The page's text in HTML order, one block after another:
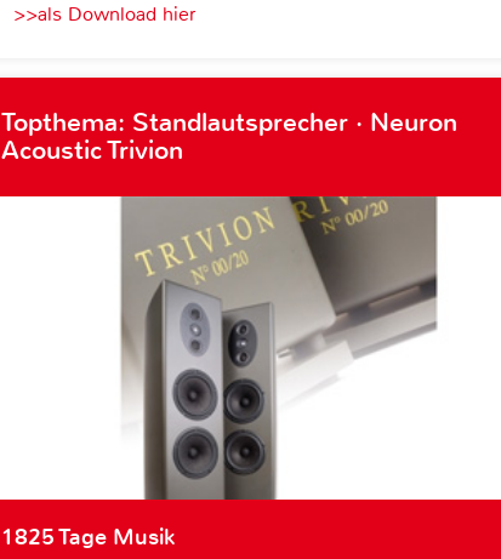
>>als Download hier
Topthema: Standlautsprecher · Neuron
Acoustic Trivion
1825 Tage Musik